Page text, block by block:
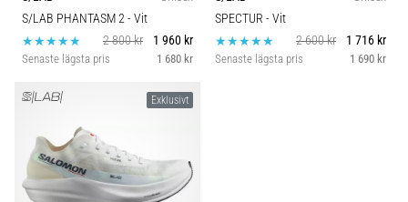
plantar
fasciit.
Vad
det…
5. 8. 2026
9 min. läsning
Idrottsgren
Komfort och dämpning
Skobredd
S/LAB PHANTASM 2- Vit
2 800 kr
1 960 kr
Senaste lägsta pris 1 680 kr
SPECTUR - Vit
2 600 kr
1 716 kr
Senaste lägsta pris 1 690 kr
Exklusivt